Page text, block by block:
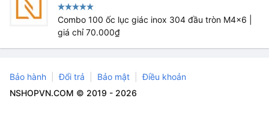
Combo 100 ốc lục giác inox 304 đầu tròn M4x6 |
giá chỉ 70.000₫
Bảo hành Đổi trả Bảo mật
Điều khoản
NSHOPVN.COM © 2019 - 2026